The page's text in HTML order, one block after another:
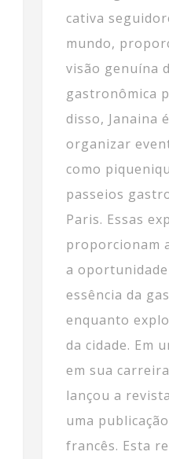
cativa
mundo,
visão genuína
gastronômica
disso, Janaina
organizar
como
passeios
Paris. Essas
proporcionam
a
essência da
enquanto
da cidade. Em
em sua
lançou a
uma
francês. Esta